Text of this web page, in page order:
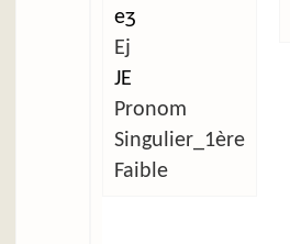
eʒ
Ej
JE
Pronom
Singulier_1ère
Faible